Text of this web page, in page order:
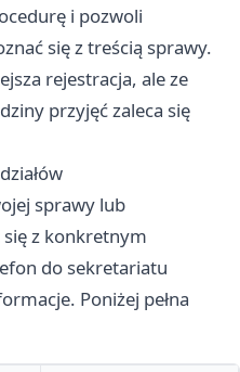
i pozwoli
się z treścią sprawy.
rejestracja, ale ze
przyjęć zaleca się
sprawy lub
z konkretnym
do sekretariatu
Poniżej pełna